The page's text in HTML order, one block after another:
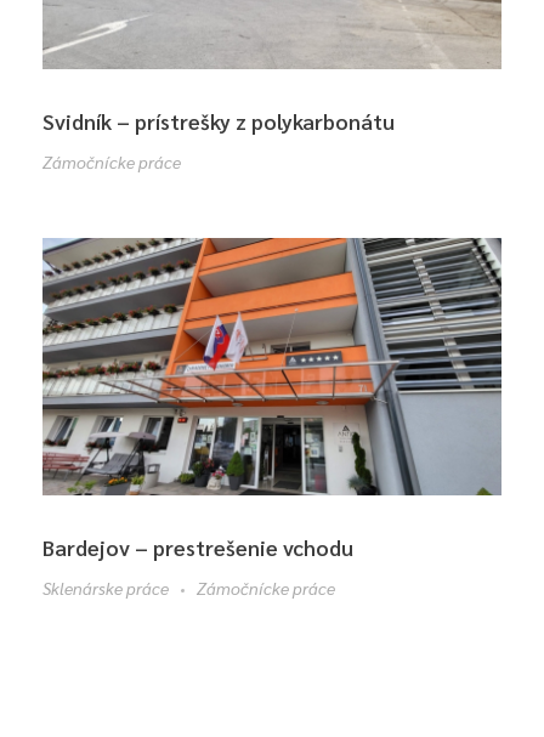
Svidník – prístrešky z polykarbonátu
Zámočnícke práce
Bardejov – prestrešenie vchodu
Sklenárske práce Zámočnícke práce